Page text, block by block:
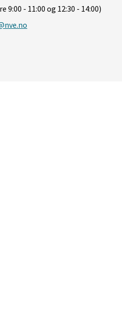
9:00 - 11:00 og 12:30 - 14:00)